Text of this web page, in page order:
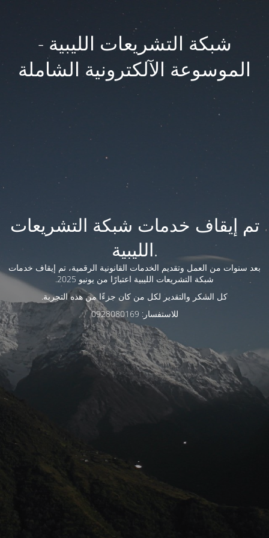
شبكة التشريعات الليبية -
الموسوعة الآلكترونية الشاملة
تم إيقاف خدمات شبكة التشريعات
الليبية.
بعد سنوات من العمل وتقديم الخدمات القانونية الرقمية، تم إيقاف خدمات
شبكة التشريعات الليبية اعتبارًا من يونيو 2025.
كل الشكر والتقدير لكل من كان جزءًا من هذه التجربة.
للاستفسار: 0928080169